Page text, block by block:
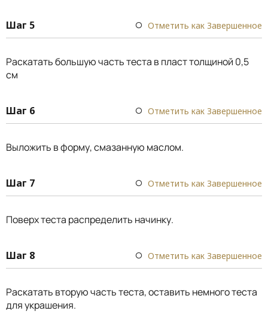
Шаг 5 Отметить как Завершенное
Раскатать большую часть теста в пласт толщиной 0,5
см
Шаг 6 Отметить как Завершенное
Выложить в форму, смазанную маслом.
Шаг 7 Отметить как Завершенное
Поверх теста распределить начинку.
Шаг 8 Отметить как Завершенное
Раскатать вторую часть теста, оставить немного теста
для украшения.